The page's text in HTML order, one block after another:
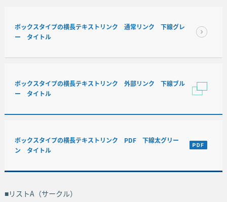
ボックスタイプの横長テキストリンク 通常リンク 下線グレ
ー タイトル
ボックスタイプの横長テキストリンク 外部リンク 下線ブル
ー タイトル
ボックスタイプの横長テキストリンク PDF 下線太グリー
ン タイトル
■リストA（サークル）